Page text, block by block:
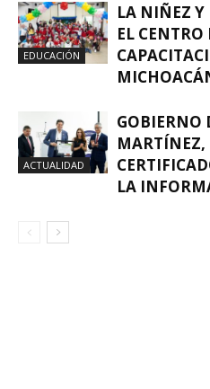
EDUCACIÓN
LA NIÑEZ Y
EL CENTRO
ACTUALIDAD
GOBIERNO
MARTÍNEZ,
LA